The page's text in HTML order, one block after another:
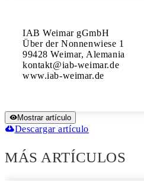
IAB Weimar gGmbH
Über der Nonnenwiese 1
99428 Weimar, Alemania
kontakt@iab-weimar.de
www.iab-weimar.de
Mostrar artículo
Descargar artículo
MÁS ARTÍCULOS